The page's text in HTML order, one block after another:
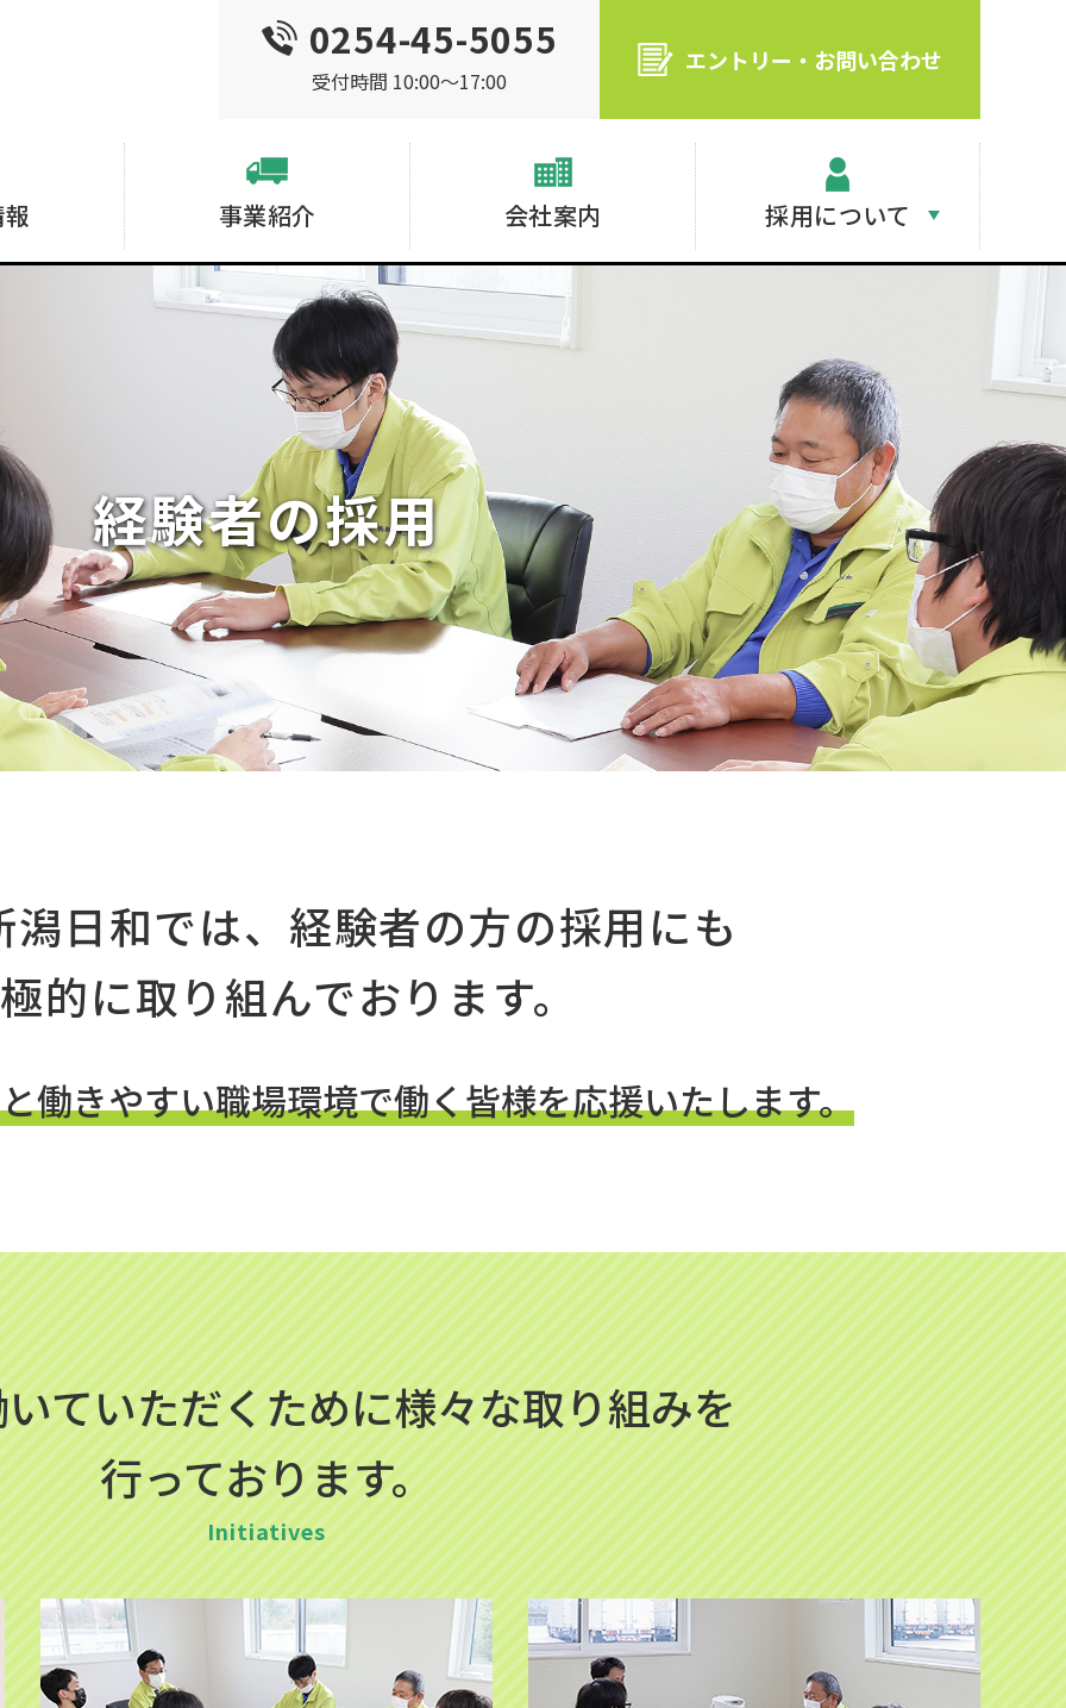
0254-45-5055
受付時間 10:00〜17:00
エントリー・お問い合わせ
事業紹介 会社案内 採用について
経験者の採用
潟日和では、経験者の方の採用にも
的に取り組んでおります。
働きやすい職場環境で働く皆様を応援いたします。
ていただくために様々な取り組みを
​​​​​​​行っております。
Initiatives